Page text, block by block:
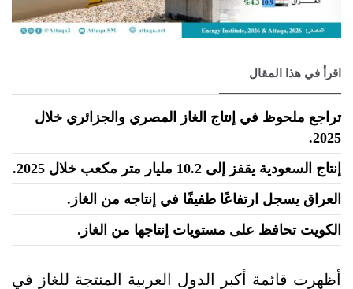
اقرأ في هذا المقال
تراجع ملحوظ في إنتاج الغاز المصري والجزائري خلال
2025.
إنتاج السعودية يقفز إلى 10.2 مليار متر مكعب خلال 2025.
العراق يسجل ارتفاعًا طفيفًا في إنتاجه من الغاز.
الكويت تحافظ على مستويات إنتاجها من الغاز.
أظهرت قائمة أكبر الدول العربية المنتجة للغاز في